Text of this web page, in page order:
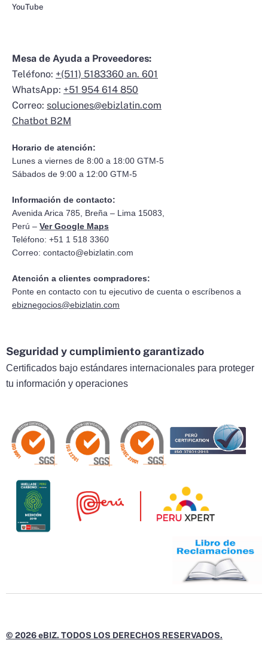
YouTube
Mesa de Ayuda a Proveedores:
Teléfono: +(511) 5183360 an. 601
WhatsApp: +51 954 614 850
Correo: soluciones@ebizlatin.com
Chatbot B2M
Horario de atención:
Lunes a viernes de 8:00 a 18:00 GTM-5
Sábados de 9:00 a 12:00 GTM-5
Información de contacto:
Avenida Arica 785, Breña – Lima 15083,
Perú – Ver Google Maps
Teléfono: +51 1 518 3360
Correo: contacto@ebizlatin.com
Atención a clientes compradores:
Ponte en contacto con tu ejecutivo de cuenta o escríbenos a
ebiznegocios@ebizlatin.com
Seguridad y cumplimiento garantizado
Certificados bajo estándares internacionales para proteger
tu información y operaciones
© 2026 eBIZ. TODOS LOS DERECHOS RESERVADOS.